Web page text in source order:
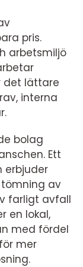
pris.
arbetsmiljö
det lättare
interna
bolag
Ett
erbjuder
av
farligt avfall
en lokal,
med fördel
mer